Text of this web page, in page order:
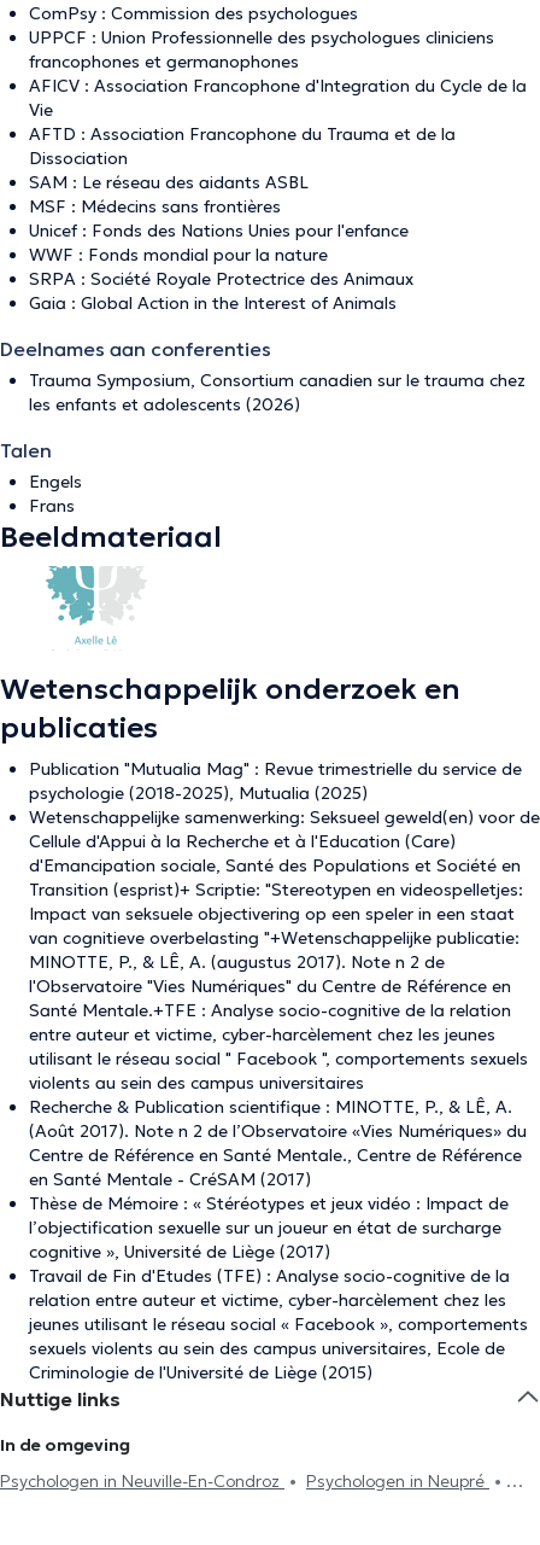
ComPsy : Commission des psychologues
UPPCF : Union Professionnelle des psychologues cliniciens
francophones et germanophones
AFICV : Association Francophone d'Integration du Cycle de la
Vie
AFTD : Association Francophone du Trauma et de la
Dissociation
SAM : Le réseau des aidants ASBL
MSF : Médecins sans frontières
Unicef : Fonds des Nations Unies pour l'enfance
WWF : Fonds mondial pour la nature
SRPA : Société Royale Protectrice des Animaux
Gaia : Global Action in the Interest of Animals
Deelnames aan conferenties
Trauma Symposium, Consortium canadien sur le trauma chez
les enfants et adolescents (2026)
Talen
Engels
Frans
Beeldmateriaal
Wetenschappelijk onderzoek en
publicaties
Publication "Mutualia Mag" : Revue trimestrielle du service de
psychologie (2018-2025), Mutualia (2025)
Wetenschappelijke samenwerking: Seksueel geweld(en) voor de
Cellule d'Appui à la Recherche et à l'Education (Care)
d'Emancipation sociale, Santé des Populations et Société en
Transition (esprist)+ Scriptie: "Stereotypen en videospelletjes:
Impact van seksuele objectivering op een speler in een staat
van cognitieve overbelasting "+Wetenschappelijke publicatie:
MINOTTE, P., & LÊ, A. (augustus 2017). Note n 2 de
l'Observatoire "Vies Numériques" du Centre de Référence en
Santé Mentale.+TFE : Analyse socio-cognitive de la relation
entre auteur et victime, cyber-harcèlement chez les jeunes
utilisant le réseau social " Facebook ", comportements sexuels
violents au sein des campus universitaires
Recherche & Publication scientifique : MINOTTE, P., & LÊ, A.
(Août 2017). Note n 2 de l’Observatoire «Vies Numériques» du
Centre de Référence en Santé Mentale., Centre de Référence
en Santé Mentale - CréSAM (2017)
Thèse de Mémoire : « Stéréotypes et jeux vidéo : Impact de
l’objectification sexuelle sur un joueur en état de surcharge
cognitive », Université de Liège (2017)
Travail de Fin d'Etudes (TFE) : Analyse socio-cognitive de la
relation entre auteur et victime, cyber-harcèlement chez les
jeunes utilisant le réseau social « Facebook », comportements
sexuels violents au sein des campus universitaires, Ecole de
Criminologie de l'Université de Liège (2015)
Nuttige links
In de omgeving
Psychologen in Neuville-En-Condroz
Psychologen in Neupré